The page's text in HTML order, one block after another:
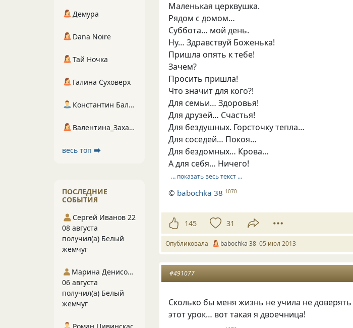
Маленькая церквушка.
Рядом с домом…
Суббота… мой день.
Ну… Здравствуй Боженька!
Пришла опять к тебе!
Зачем?
Просить пришла!
Что значит для кого?!
Для семьи… Здоровья!
Для друзей… Счастья!
Для бездушных. Горсточку тепла…
Для соседей… Покоя…
Для бездомных… Крова…
А для себя… Ничего!
… показать весь текст …
© babochka 38 1070
145 31
Опубликовала babochka 38 05 июл 2013
#491077
Сколько бы меня жизнь не учила не
этот урок… вот такая я двоечница!
Демура
Dana Noire
Тай Ночка
Галина Суховерх
Константин Балухта
Валентина_Захарова
весь топ ⮕
ПОСЛЕДНИЕ
СОБЫТИЯ
Сергей Иванов 22
08 августа
получил(а) Белый
жемчуг
Марина Денисова 5
06 августа
получил(а) Белый
жемчуг